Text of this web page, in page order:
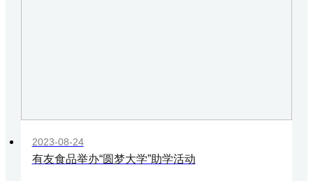
2023-08-24
有友食品举办“圆梦大学”助学活动